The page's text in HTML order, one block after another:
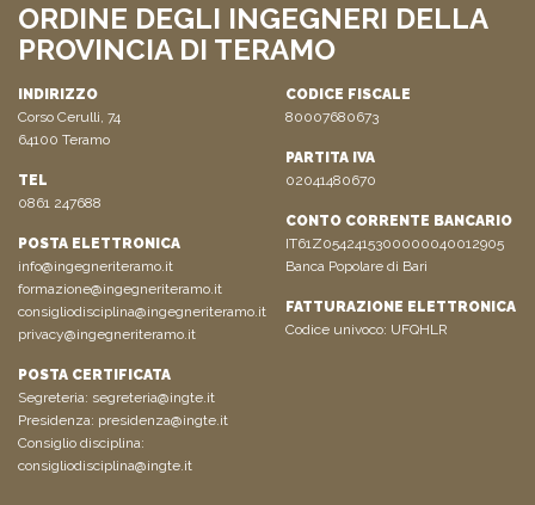
ORDINE DEGLI INGEGNERI DELLA
PROVINCIA DI TERAMO
INDIRIZZO
Corso Cerulli, 74
64100 Teramo
TEL
0861 247688
POSTA ELETTRONICA
info@ingegneriteramo.it
formazione@ingegneriteramo.it
consigliodisciplina@ingegneriteramo.it
privacy@ingegneriteramo.it
POSTA CERTIFICATA
Segreteria: segreteria@ingte.it
Presidenza: presidenza@ingte.it
Consiglio disciplina:
consigliodisciplina@ingte.it
CODICE FISCALE
80007680673
PARTITA IVA
02041480670
CONTO CORRENTE BANCARIO
IT61Z0542415300000040012905
Banca Popolare di Bari
FATTURAZIONE ELETTRONICA
Codice univoco: UFQHLR